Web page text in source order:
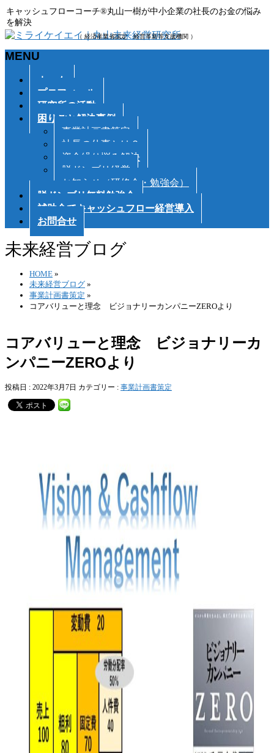
キャッシュフローコーチ®丸山一樹が中小企業の社長のお金の悩み
を解決
（ 経済産業省認定 経営革新等支援機関 ）
MENU
ホーム
プロフィール
研究所の活動
困りごと解決事例
事業計画書策定
社長の仕事とは？
資金繰り悩み解決
脱ドンブリ経営
お知らせ（研修会・勉強会）
脱ドンブリ無料勉強会
補助金でキャッシュフロー経営導入
お問合せ
未来経営ブログ
HOME »
未来経営ブログ »
事業計画書策定 »
コアバリューと理念 ビジョナリーカンパニーZEROより
コアバリューと理念 ビジョナリーカ
ンパニーZEROより
投稿日 : 2022年3月7日 カテゴリー : 事業計画書策定